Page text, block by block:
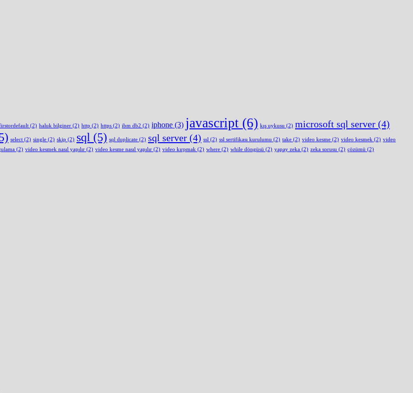
(2) haluk bilginer (2) http (2) https (2) ibm db2 (2) iphone (3) javascript (6) kış uykusu (2) microsoft sql server (4)
select (2) single (2) skip (2) sql (5) sql duplicate (2) sql server (4) ssl (2) ssl sertifikası kurulumu (2) take (2) video kesme (2) video kesmek (2) video
(2) video kesmek nasıl yapılır (2) video kesme nasıl yapılır (2) video kırpmak (2) where (2) while döngüsü (2) yapay zeka (2) zeka sorusu (2) çözümü (2)